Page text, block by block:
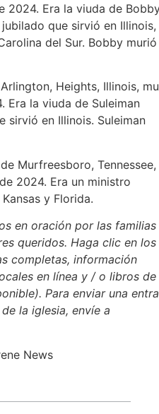
2024. Era la viuda de
que sirvió en Illinois,
del Sur. Bobby murió
Heights, Illinois,
Era la viuda de Suleiman
sirvió en Illinois. Suleiman
Murfreesboro, Tennessee,
2024. Era un ministro
y Florida.
en oración por las familias
queridos. Haga clic en los
completas, información
en línea y / o libros de
Para enviar una
la iglesia, envíe a
News